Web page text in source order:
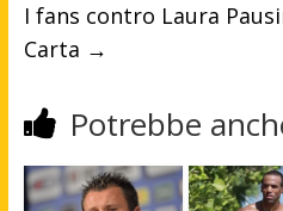
I fans contro Laura
Carta →
Potrebbe